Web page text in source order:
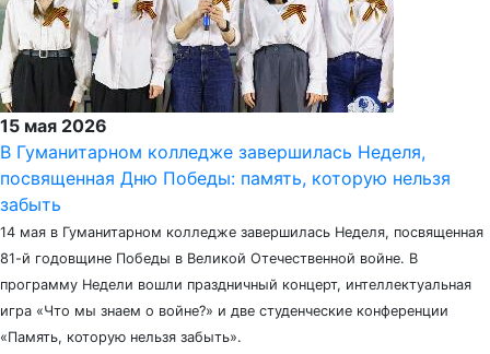
15 мая 2026
В Гуманитарном колледже завершилась Неделя,
посвященная Дню Победы: память, которую нельзя
забыть
14 мая в Гуманитарном колледже завершилась Неделя, посвященная
81-й годовщине Победы в Великой Отечественной войне. В
программу Недели вошли праздничный концерт, интеллектуальная
игра «Что мы знаем о войне?» и две студенческие конференции
«Память, которую нельзя забыть».